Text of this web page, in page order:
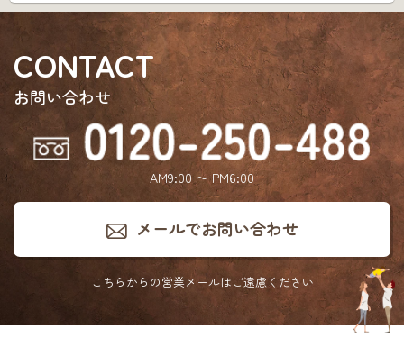
CONTACT
お問い合わせ
AM9:00 〜 PM6:00
メールでお問い合わせ
こちらからの営業メールはご遠慮ください